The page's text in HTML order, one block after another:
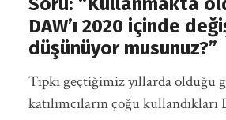
DAW’ı 2020 içinde
düşünüyor musunuz?”
Tıpkı geçtiğimiz yıllarda olduğu
katılımcıların çoğu kullandıkları